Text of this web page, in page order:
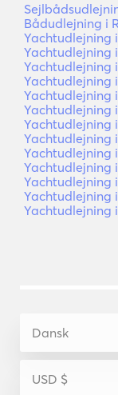
Bådudlejning i
Yachtudlejning
Yachtudlejning
Yachtudlejning
Yachtudlejning
Yachtudlejning
Yachtudlejning
Yachtudlejning
Yachtudlejning
Yachtudlejning
Yachtudlejning
Yachtudlejning
Yachtudlejning
Yachtudlejning